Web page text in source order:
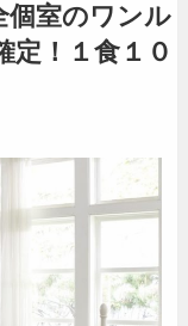
個室のワンル
定！１食１０